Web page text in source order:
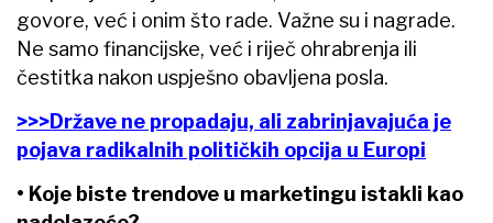
govore, već i onim što rade. Važne su i nagrade.
Ne samo financijske, već i riječ ohrabrenja ili
čestitka nakon uspješno obavljena posla.
>>>Države ne propadaju, ali zabrinjavajuća je
pojava radikalnih političkih opcija u Europi
• Koje biste trendove u marketingu istakli kao